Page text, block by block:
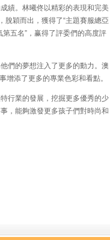
績。林曦佟以精彩的表現和完美
脫穎而出，獲得了“主題賽服總亞
第五名”，赢得了評委們的高度評
們的夢想注入了更多的動力。澳
增添了更多的專業色彩和看點。
行業的發展，挖掘更多優秀的少
，能夠激發更多孩子們對時尚和